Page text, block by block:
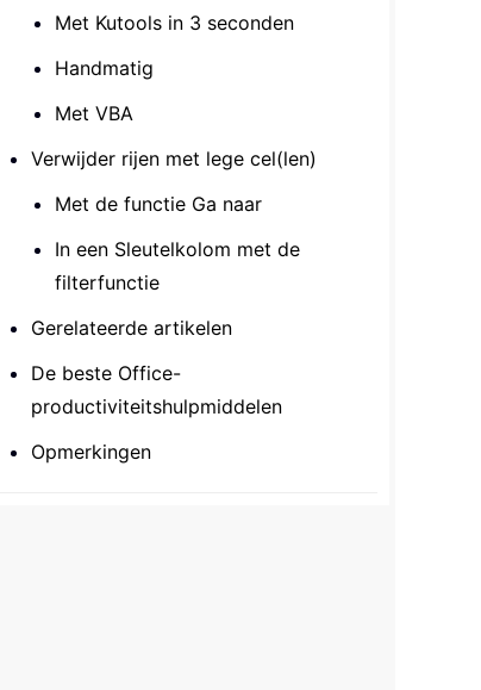
Met Kutools in 3 seconden
Handmatig
Met VBA
Verwijder rijen met lege cel(len)
Met de functie Ga naar
In een Sleutelkolom met de
filterfunctie
Gerelateerde artikelen
De beste Office-
productiviteitshulpmiddelen
Opmerkingen